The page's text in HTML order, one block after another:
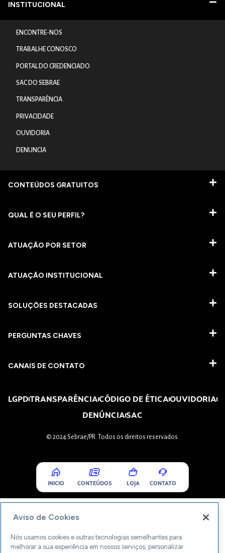
INSTITUCIONAL
ENCONTRE-NOS
TRABALHE CONOSCO
PORTAL DO CREDENCIADO
SAC DO SEBRAE
TRANSPARÊNCIA
PRIVACIDADE
OUVIDORIA
DENUNCIA
CONTEÚDOS GRATUITOS
QUAL É O SEU PERFIL?
ATUAÇÃO POR SETOR
ATUAÇÃO INSTITUCIONAL
SOLUÇÕES DESTACADAS
PERGUNTAS CHAVES​
CANAIS DE CONTATO
LGPDTRANSPARÊNCIACÓDIGO DE ÉTICAOUVIDORIA
DENÚNCIASAC
© 2024 Sebrae/PR. Todos os direitos reservados.
INICIO CONTEÚDOS LOJA CONTATO
Aviso de Cookies
Nós usamos cookies e outras tecnologias semelhantes para
melhorar a sua experiência em nossos serviços, personalizar